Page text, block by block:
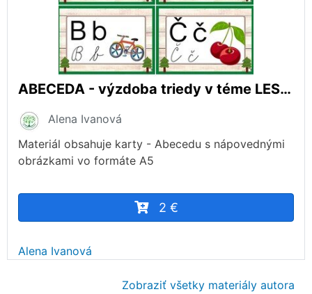
ABECEDA - výzdoba triedy v téme LES, formát A5
Alena Ivanová
Materiál obsahuje karty - Abecedu s nápovednými
obrázkami vo formáte A5
2 €
Alena Ivanová
Zobraziť všetky materiály autora